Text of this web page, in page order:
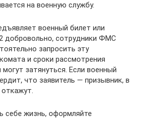
на военную службу.
военный билет или
добровольно, сотрудники ФМС
запросить эту
и сроки рассмотрения
могут затянуться. Если военный
что заявитель — призывник, в
откажут.
себе жизнь, оформляйте